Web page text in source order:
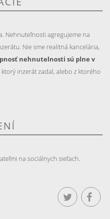
Nehnuteľnosti agregujeme na
Nie sme realitná kancelária,
nehnutelnosti sú plne v
ktorý inzerát zadal, alebo z ktorého
na sociálnych sieťach.